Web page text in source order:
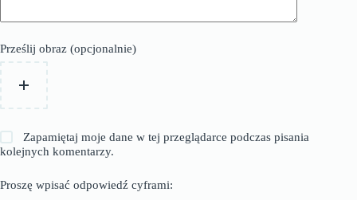
Prześlij obraz (opcjonalnie)
Zapamiętaj moje dane w tej przeglądarce podczas pisania
kolejnych komentarzy.
Proszę wpisać odpowiedź cyframi: